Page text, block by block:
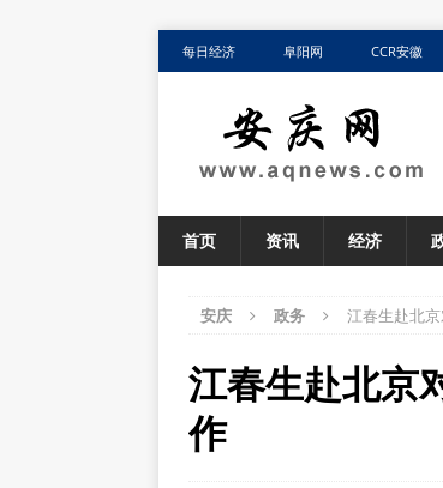
每日经济 阜阳网 CCR安徽
首页 资讯 经济
安庆 政务 江春生赴北
江春生赴北京
作